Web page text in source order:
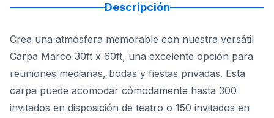
Descripción
Crea una atmósfera memorable con nuestra versátil
Carpa Marco 30ft x 60ft, una excelente opción para
reuniones medianas, bodas y fiestas privadas. Esta
carpa puede acomodar cómodamente hasta 300
invitados en disposición de teatro o 150 invitados en